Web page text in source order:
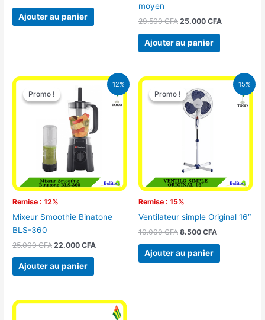
Ajouter au panier
moyen
29.500CFA 25.000 CFA
Ajouter au panier
12%
Promo !
Remise : 12%
Promo !
Mixeur Smoothie Binatone
BLS-360
25.000CFA
Le
prix
initial
était :
25.000 CFA.
22.000CFA
Le
prix
actuel
est :
Ajouter au panier
15%
Promo !
Remise : 15%
Promo !
Ventilateur simple Original 16″
10.000CFA
Le
prix
initial
était :
10.000 CFA.
8.500 CFA
Le
Ajouter au panier